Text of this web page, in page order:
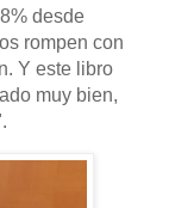
desde
rompen con
Y este libro
muy bien,